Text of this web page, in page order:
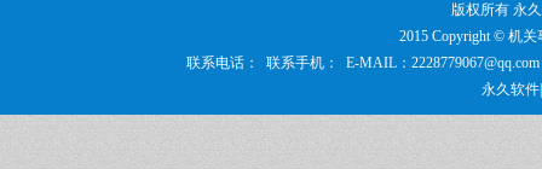
版权所有 永
2015 Copyright © 机
联系电话： 联系手机： E-MAIL：
永久软